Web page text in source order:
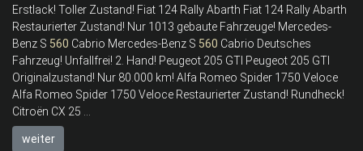
Erstlack! Toller Zustand! Fiat 124 Rally Abarth Fiat 124 Rally Abarth
Restaurierter Zustand! Nur 1013 gebaute Fahrzeuge! Mercedes-
Benz S 560 Cabrio Mercedes-Benz S 560 Cabrio Deutsches
Fahrzeug! Unfallfrei! 2. Hand! Peugeot 205 GTI Peugeot 205 GTI
Originalzustand! Nur 80.000 km! Alfa Romeo Spider 1750 Veloce
Alfa Romeo Spider 1750 Veloce Restaurierter Zustand! Rundheck!
Citroën CX 25 ...
weiter